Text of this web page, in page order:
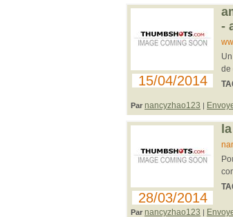
15/04/2014
-
de
Par nancyzhao123 |
28/03/2014
Par nancyzhao123 |